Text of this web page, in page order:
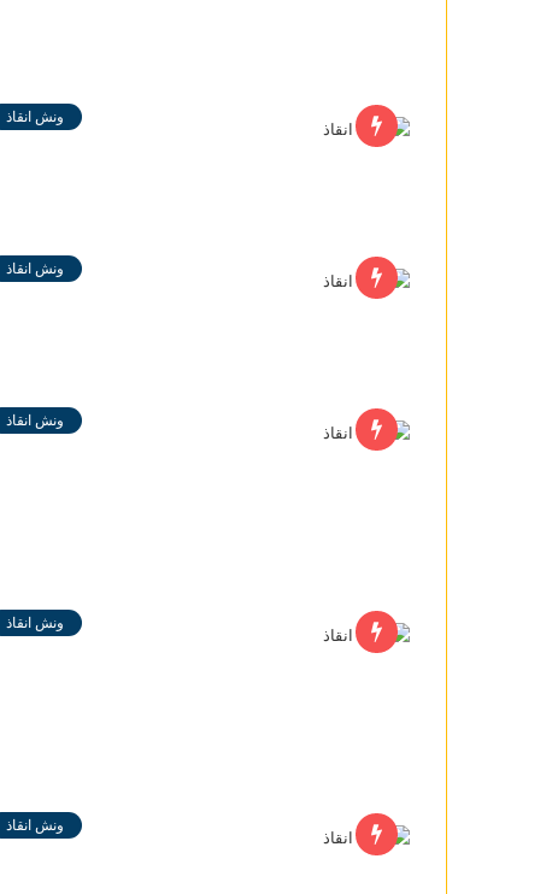
ونش انقاذ
ونش انقاذ
ونش انقاذ
ونش انقاذ
ونش انقاذ